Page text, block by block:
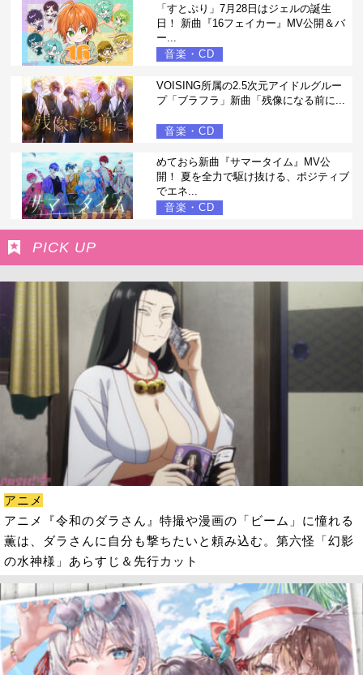
「すとぷり」7月28日はジェルの誕生
日！ 新曲『16フェイカー』MV公開＆バ
ー...
音楽・CD
VOISING所属の2.5次元アイドルグルー
プ「ブラフラ」新曲「残像になる前に...
音楽・CD
めておら新曲『サマータイム』MV公
開！ 夏を全力で駆け抜ける、ポジティブ
でエネ...
音楽・CD
PICK UP
アニメ
アニメ『令和のダラさん』特撮や漫画の「ビーム」に憧れる
薫は、ダラさんに自分も撃ちたいと頼み込む。第六怪「幻影
の水神様」あらすじ＆先行カット